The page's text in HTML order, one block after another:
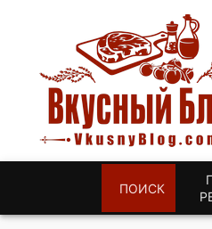
ПОИСК